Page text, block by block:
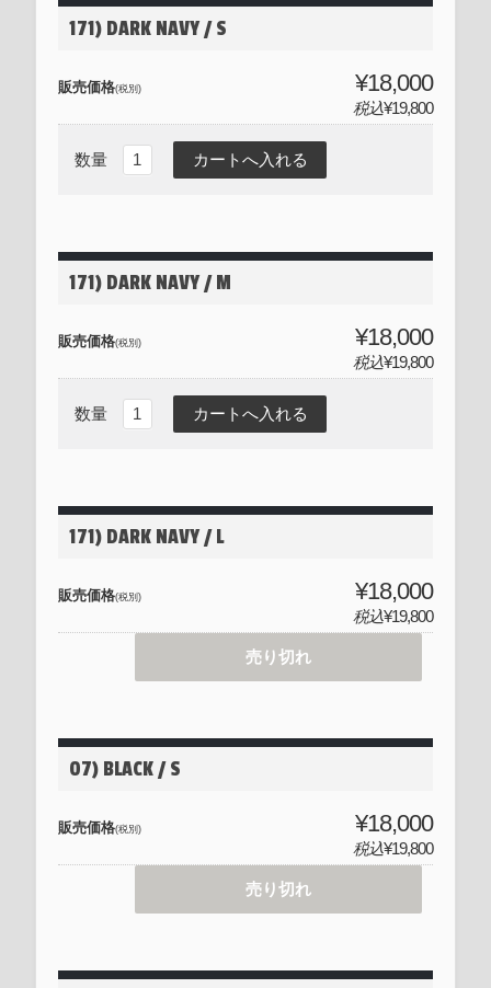
171) DARK NAVY / S
販売価格(税別) ¥18,000
税込¥19,800
数量
171) DARK NAVY / M
販売価格(税別) ¥18,000
税込¥19,800
数量
171) DARK NAVY / L
販売価格(税別) ¥18,000
税込¥19,800
売り切れ
07) BLACK / S
販売価格(税別) ¥18,000
税込¥19,800
売り切れ